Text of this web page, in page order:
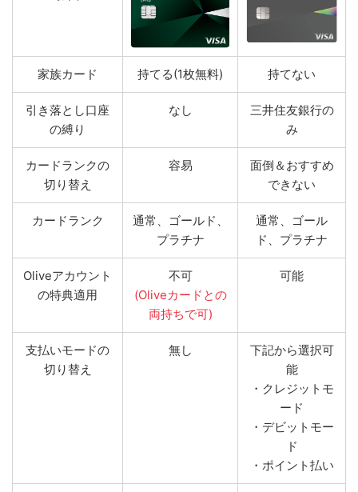
家族カード 持てる(1枚無料) 持てない
引き落とし口座
の縛り
なし
三井住友銀行の
み
カードランクの
切り替え
容易
面倒＆おすすめ
できない
カードランク
通常、ゴールド、
プラチナ
通常、ゴール
ド、プラチナ
Oliveアカウント
の特典適用
不可
(Oliveカードとの
両持ちで可)
可能
支払いモードの
切り替え
無し
下記から選択可
能
・クレジットモ
ード
・デビットモー
ド
・ポイント払い